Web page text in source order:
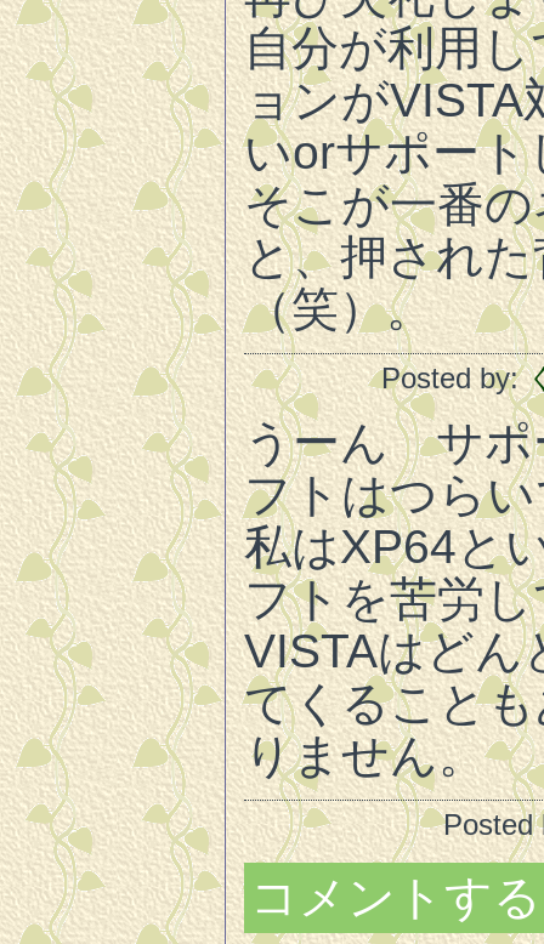
自分が利用
ョンがVISTA
いorサポー
そこが一番
と、押され
（笑）。
Posted by:
うーん サポ
フトはつら
私はXP64と
フトを苦労
VISTAはどん
てくること
りません。
Posted
コメントする